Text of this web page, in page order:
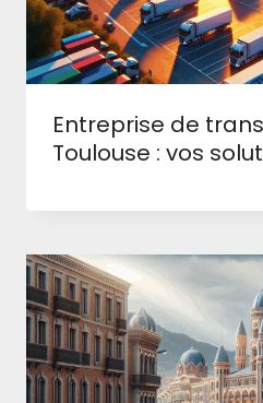
Entreprise de
Toulouse : vos